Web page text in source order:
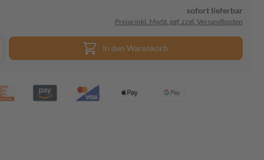
sofort lieferbar
Preise inkl. MwSt. ggf. zzgl. Versandkosten
In den Warenkorb